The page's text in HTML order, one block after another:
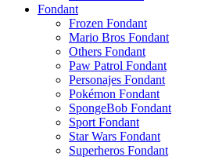
Fondant
Frozen Fondant
Mario Bros Fondant
Others Fondant
Paw Patrol Fondant
Personajes Fondant
Pokémon Fondant
SpongeBob Fondant
Sport Fondant
Star Wars Fondant
Superheros Fondant